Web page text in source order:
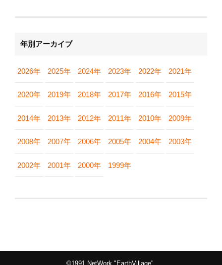
年別アーカイブ
2026年 2025年 2024年 2023年 2022年 2021年
2020年 2019年 2018年 2017年 2016年 2015年
2014年 2013年 2012年 2011年 2010年 2009年
2008年 2007年 2006年 2005年 2004年 2003年
2002年 2001年 2000年 1999年
©1991 NetWork "EarthVillage".